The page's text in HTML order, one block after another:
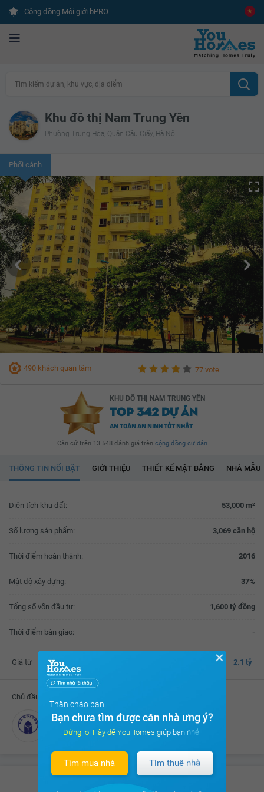
Cộng đồng Môi giới bPRO
Tìm kiếm dự án, khu vực, địa điểm
Khu đô thị Nam Trung Yên
Phường Trung Hòa, Quận Cầu Giấy, Hà Nội
Phối cảnh
490 khách quan tâm 77 vote
KHU ĐÔ THỊ NAM TRUNG YÊN
TOP 342 DỰ ÁN
AN TOÀN AN NINH TỐT NHẤT
Căn cứ trên 13.548 đánh giá trên cộng đồng cư dân
THÔNG TIN NỔI BẬT GIỚI THIỆU THIẾT KẾ MẶT BẰNG NHÀ MẪU
Diện tích khu đất: 53,000 m²
Số lượng sản phẩm: 3,069 căn hộ
Thời điểm hoàn thành: 2016
Mật độ xây dựng: 37%
Tổng số vốn đầu tư: 1,600 tỷ đồng
Thời điểm bàn giao: -
Giá từ 2.1 tỷ
Chủ đầu tư
Tổng Công ty Đầu tư và Phát triển nhà Hà Nội
✕
Thân chào bạn
Bạn chưa tìm được căn nhà ưng ý?
Đừng lo! Hãy để YouHomes giúp bạn nhé.
Tìm mua nhà Tìm thuê nhà